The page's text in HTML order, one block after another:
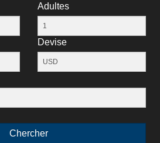
Adultes
Devise
Chercher